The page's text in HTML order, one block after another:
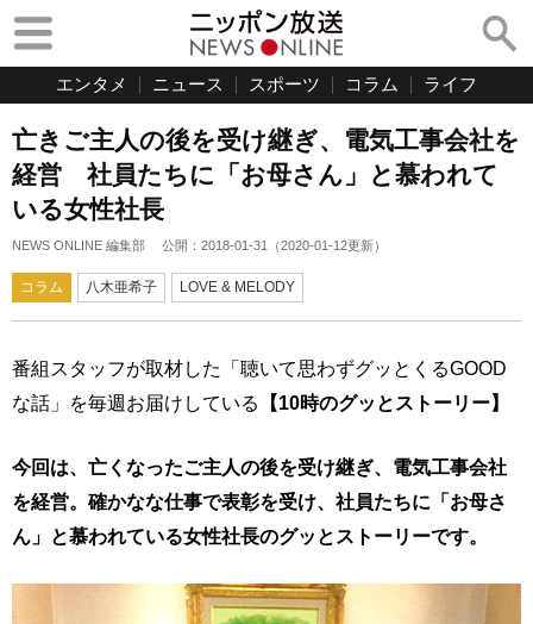
エンタメ ニュース スポーツ コラム ライフ
亡きご主人の後を受け継ぎ、電気工事会社を
経営 社員たちに「お母さん」と慕われて
いる女性社長
NEWS ONLINE 編集部 公開： 2018-01-31 （2020-01-12更新）
コラム 八木亜希子 LOVE & MELODY
番組スタッフが取材した「聴いて思わずグッとくるGOOD
な話」を毎週お届けしている
【10時のグッとストーリー】
今回は、亡くなったご主人の後を受け継ぎ、電気工事会社
を経営。確かなな仕事で表彰を受け、社員たちに「お母さ
ん」と慕われている女性社長のグッとストーリーです。